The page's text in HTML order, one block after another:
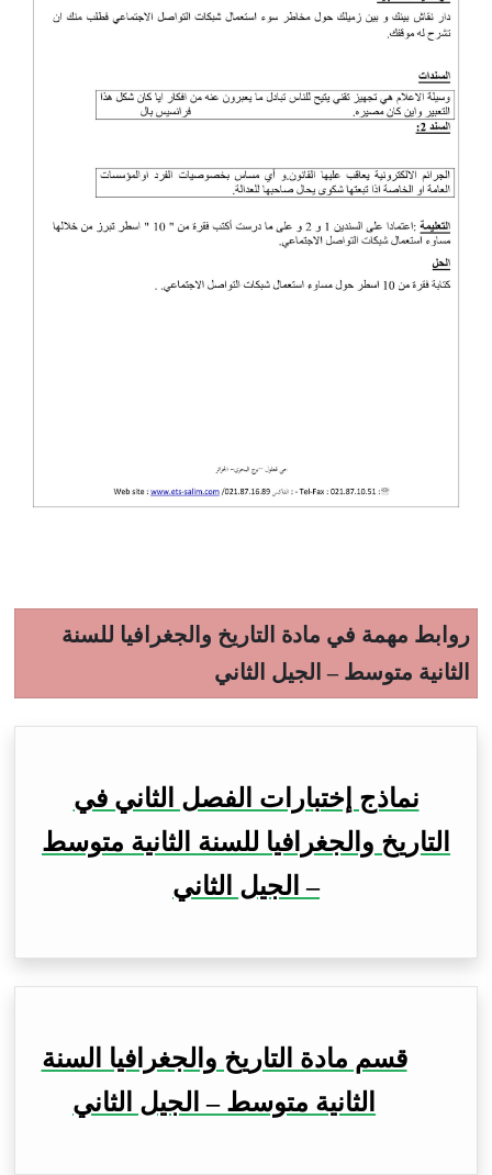
روابط مهمة في مادة التاريخ والجغرافيا للسنة
الثانية متوسط – الجيل الثاني
نماذج إختبارات الفصل الثاني في
التاريخ والجغرافيا للسنة الثانية متوسط
– الجيل الثاني
قسم مادة التاريخ والجغرافيا السنة
الثانية متوسط – الجيل الثاني